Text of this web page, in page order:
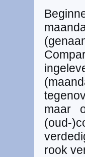
maar
(oud-
rook